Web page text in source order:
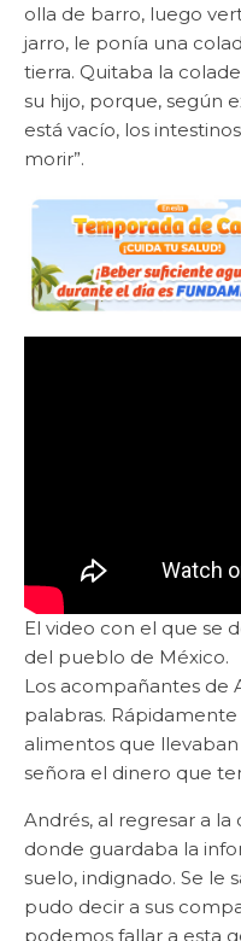
olla de barro, luego
jarro, le ponía una
tierra. Quitaba la
su hijo, porque, según
está vacío, los
morir”.
El video con el que se
del pueblo de México.
Los acompañantes de
palabras.
alimentos que
señora el dinero que
Andrés, al regresar a
donde guardaba la
suelo, indignado. Se le
pudo decir a sus
podemos fallar a esta